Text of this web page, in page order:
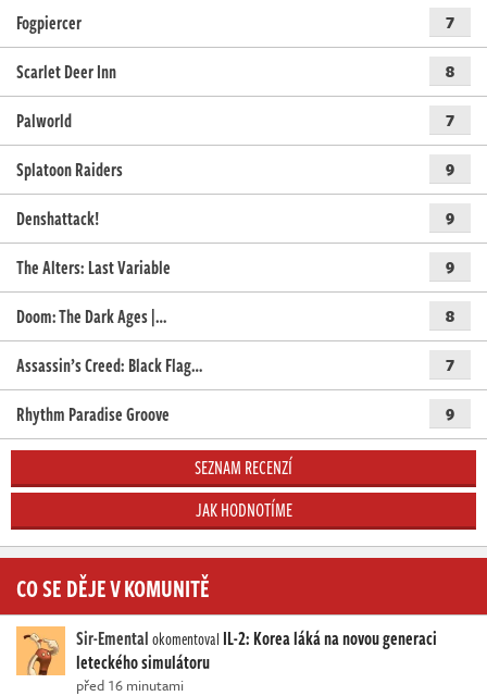
Fogpiercer
7
Scarlet Deer Inn 8
Palworld 7
Splatoon Raiders 9
Denshattack! 9
The Alters: Last Variable 9
Doom: The Dark Ages |… 8
Assassin’s Creed: Black Flag… 7
Rhythm Paradise Groove 9
SEZNAM RECENZÍ
JAK HODNOTÍME
CO SE DĚJE V KOMUNITĚ
Sir-Ementalokomentoval IL-2: Korea láká na novou generaci
leteckého simulátoru
před 16 minutami